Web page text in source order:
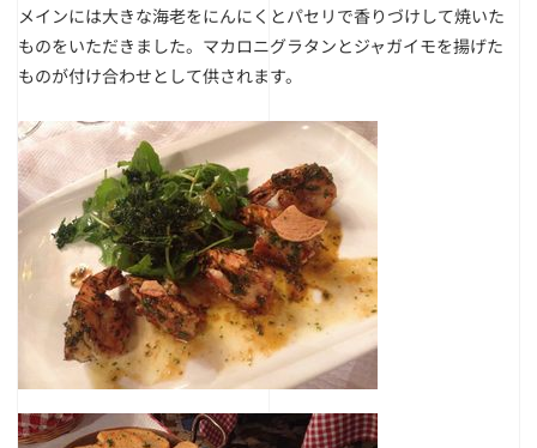
メインには大きな海老をにんにくとパセリで香りづけして焼いた
ものをいただきました。マカロニグラタンとジャガイモを揚げた
ものが付け合わせとして供されます。